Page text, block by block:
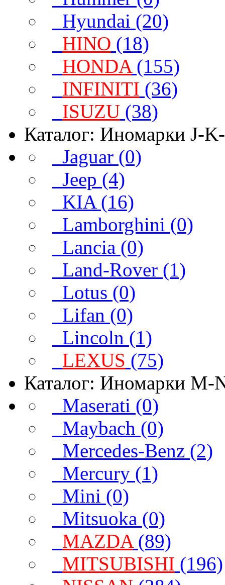
Hyundai (20)
HINO (18)
HONDA (155)
INFINITI (36)
ISUZU (38)
Каталог: Иномарки J-
Jaguar (0)
Jeep (4)
KIA (16)
Lamborghini (0)
Lancia (0)
Land-Rover (1)
Lotus (0)
Lifan (0)
Lincoln (1)
LEXUS (75)
Каталог: Иномарки M-
Maserati (0)
Maybach (0)
Mercedes-Benz (2)
Mercury (1)
Mini (0)
Mitsuoka (0)
MAZDA (89)
MITSUBISHI (196)